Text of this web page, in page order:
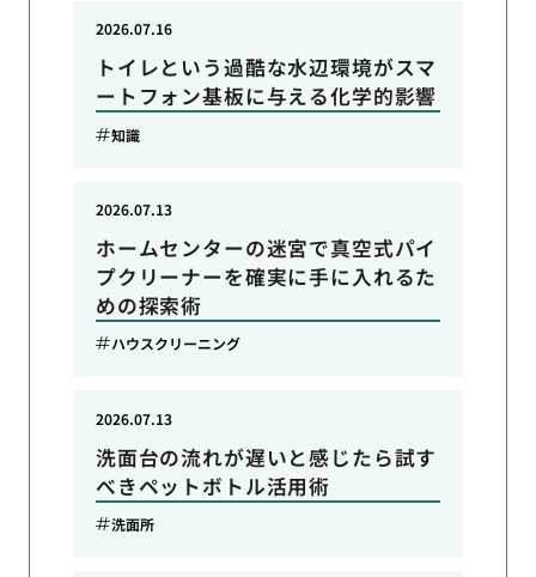
トイレという過酷な水辺環境がスマ
ートフォン基板に与える化学的影響
2026.07.16
知識
ホームセンターの迷宮で真空式パイ
プクリーナーを確実に手に入れるた
めの探索術
2026.07.13
ハウスクリーニング
洗面台の流れが遅いと感じたら試す
べきペットボトル活用術
2026.07.13
洗面所